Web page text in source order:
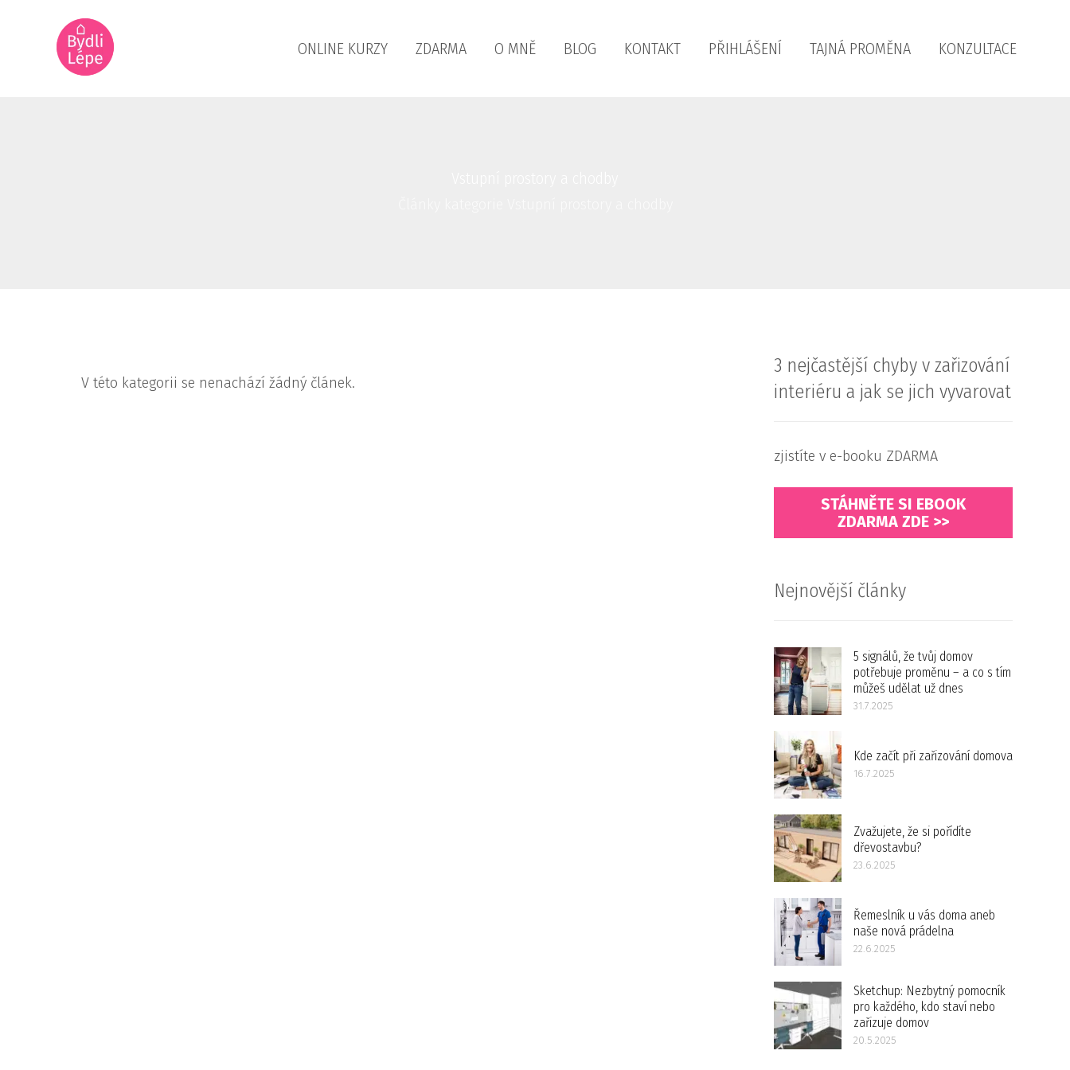
ONLINE KURZY ZDARMA O MNĚ BLOG KONTAKT PŘIHLÁŠENÍ TAJNÁ PROMĚNA KONZULTACE
V této kategorii se nenachází žádný článek.
3 nejčastější chyby v zařizování
interiéru a jak se jich vyvarovat
zjistíte v e-booku ZDARMA
STÁHNĚTE SI EBOOK
ZDARMA ZDE >>
Nejnovější články
5 signálů, že tvůj domov
potřebuje proměnu – a co s tím
můžeš udělat už dnes
31.7.2025
Kde začít při zařizování domova
16.7.2025
Zvažujete, že si pořídíte
dřevostavbu?
23.6.2025
Řemeslník u vás doma aneb
naše nová prádelna
22.6.2025
Sketchup: Nezbytný pomocník
pro každého, kdo staví nebo
zařizuje domov
20.5.2025